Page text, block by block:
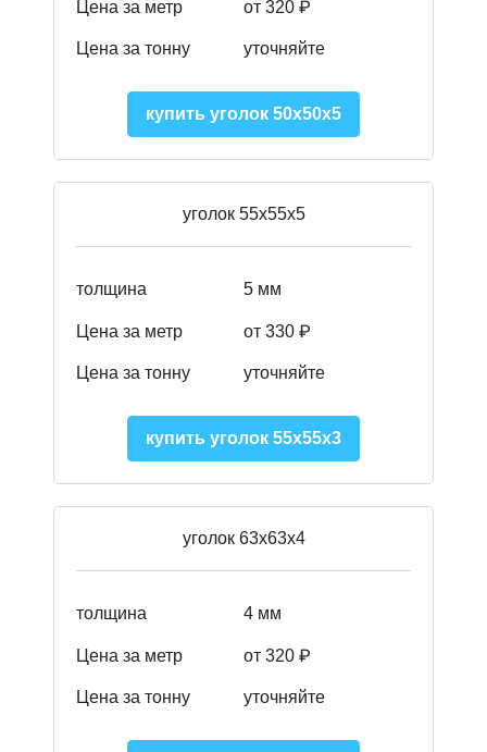
Цена за метр от 320 ₽
Цена за тонну уточняйте
купить уголок 50х50х5
уголок 55х55х5
толщина 5 мм
Цена за метр от 330 ₽
Цена за тонну уточняйте
купить уголок 55х55х3
уголок 63х63х4
толщина 4 мм
Цена за метр от 320 ₽
Цена за тонну уточняйте